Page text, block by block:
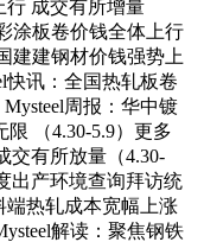
行 成交有所增量
涂板卷价钱全体上行
建建钢材价钱强势上
快讯：全国热轧板卷
周报：华中镀
（4.30-5.9）更多
交有所放量（4.30-
出产环境查询拜访统
端热轧成本宽幅上涨
解读：聚焦钢铁